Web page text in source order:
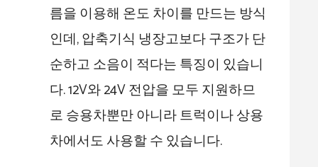
름을 이용해 온도 차이를 만드는 방식
인데, 압축기식 냉장고보다 구조가 단
순하고 소음이 적다는 특징이 있습니
다. 12V와 24V 전압을 모두 지원하므
로 승용차뿐만 아니라 트럭이나 상용
차에서도 사용할 수 있습니다.